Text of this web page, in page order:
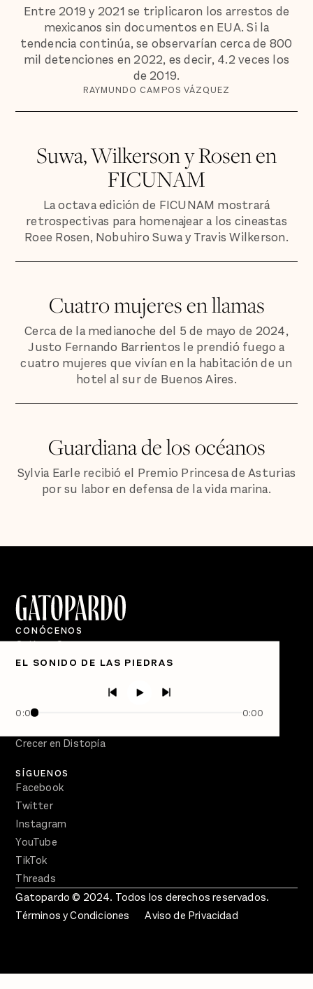
Entre 2019 y 2021 se triplicaron los arrestos de
mexicanos sin documentos en EUA. Si la
tendencia continúa, se observarían cerca de 800
mil detenciones en 2022, es decir, 4.2 veces los
de 2019.
RAYMUNDO CAMPOS VÁZQUEZ
Suwa, Wilkerson y Rosen en
FICUNAM
La octava edición de FICUNAM mostrará
retrospectivas para homenajear a los cineastas
Roee Rosen, Nobuhiro Suwa y Travis Wilkerson.
Cuatro mujeres en llamas
Cerca de la medianoche del 5 de mayo de 2024,
Justo Fernando Barrientos le prendió fuego a
cuatro mujeres que vivían en la habitación de un
hotel al sur de Buenos Aires.
Guardiana de los océanos
Sylvia Earle recibió el Premio Princesa de Asturias
por su labor en defensa de la vida marina.
EL SONIDO DE LAS PIEDRAS
0:00 0:00
CONÓCENOS
Quiénes Somos
Directorio
Semanario Gatopardo
Crecer en Distopía
SÍGUENOS
Facebook
Twitter
Instagram
YouTube
TikTok
Threads
Gatopardo © 2024. Todos los derechos reservados.
Términos y Condiciones
Aviso de Privacidad